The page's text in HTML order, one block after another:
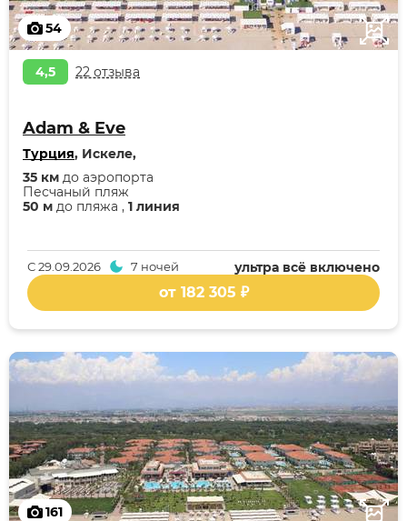
54
4,5 22 отзыва
Adam & Eve
Турция, Искеле,
50 м до пляжа , 1 линия
Песчаный пляж
35 км до аэропорта
ультра всё включено
С29.09.2026 7 ночей
от 182 305 ₽
161